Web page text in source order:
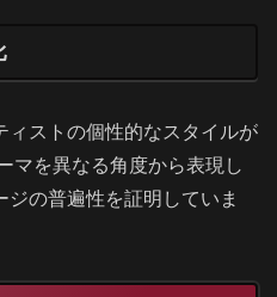
ィストの個性的なスタイルが
マを異なる角度から表現し
の普遍性を証明していま